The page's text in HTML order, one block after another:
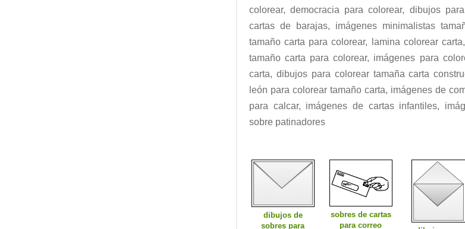
colorear, democracia para colorear, dibujos
cartas de barajas, imágenes minimalistas
tamaño carta para colorear, lamina colorear
tamaño carta para colorear, imágenes para
carta, dibujos para colorear tamaña carta
león para colorear tamaño carta, imágenes de
para calcar, imágenes de cartas infantiles,
sobre patinadores
dibujos de
sobres para
sobres de cartas
para correo